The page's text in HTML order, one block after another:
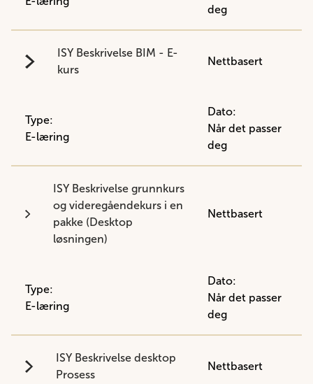
deg
ISY Beskrivelse BIM - E-
kurs
Nettbasert
Type:
E-læring
Dato:
Når det passer
deg
ISY Beskrivelse grunnkurs
og videregåendekurs i en
pakke (Desktop
løsningen)
Nettbasert
Type:
E-læring
Dato:
Når det passer
deg
ISY Beskrivelse desktop
Prosess
Nettbasert